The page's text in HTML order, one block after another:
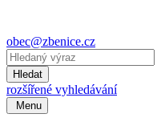
obec@zbenice.cz
Hledat
rozšířené vyhledávání
Menu